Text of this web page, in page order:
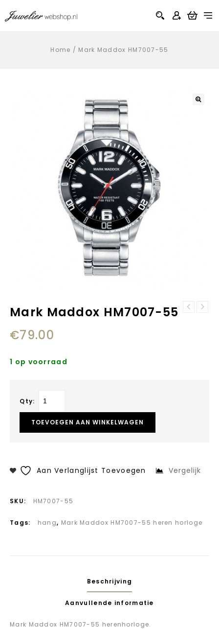
Home / Mark Maddox HM7007-55
Mark Maddox HM7007-55
€79.00
1 op voorraad
Qty:
TOEVOEGEN AAN WINKELWAGEN
Aan Verlanglijst Toevoegen Vergelijk
SKU: HM7007-55
Tags: hang, Mark Maddox HM7007-55 heren horloge
Beschrijving
Aanvullende informatie
Mark Maddox HM7007-55 herenhorloge.